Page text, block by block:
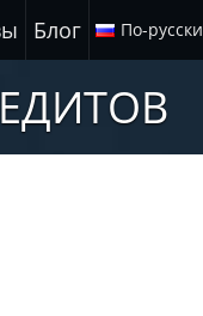
Блог По-русски